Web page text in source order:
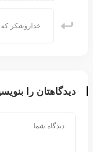
خداروشکر
دیدگاهتان را